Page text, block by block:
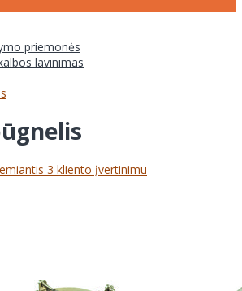
priemonės
lavinimas
3 kliento įvertinimu